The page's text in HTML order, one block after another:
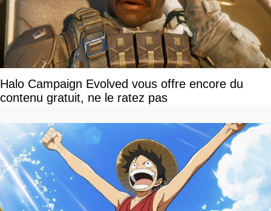
Halo Campaign Evolved vous offre encore du
contenu gratuit, ne le ratez pas